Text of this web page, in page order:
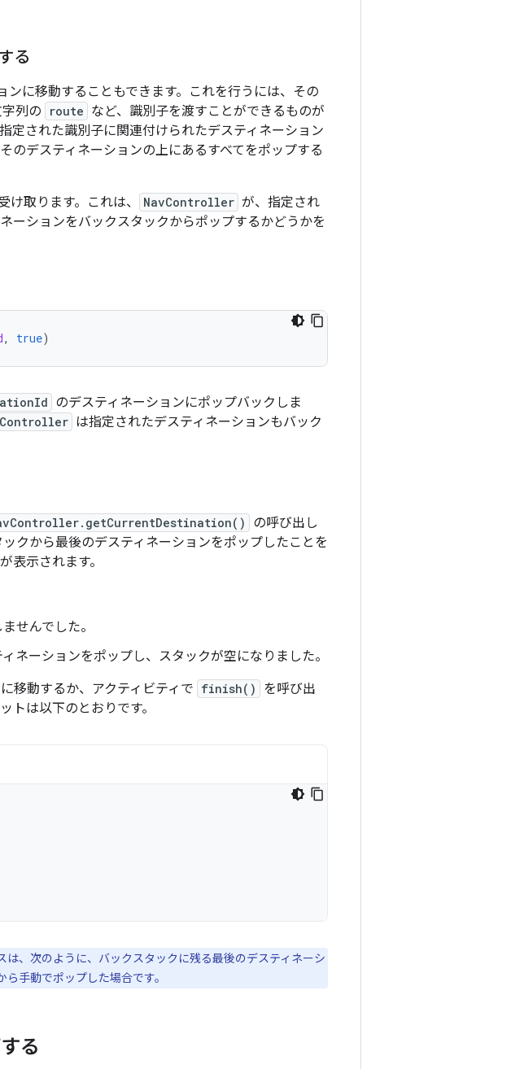
る
ンに移動することもできます。これを行うには、その
列の route など、識別子を渡すことができるものが
定された識別子に関連付けられたデスティネーション
のデスティネーションの上にあるすべてをポップする
け取ります。これは、 NavController が、指定され
ーションをバックスタックからポップするかどうかを
, true)
のデスティネーションにポップバックしま
は指定されたデスティネーションもバック
の呼び出し
クから最後のデスティネーションをポップしたことを
表示されます。
せんでした。
ネーションをポップし、スタックが空になりました。
移動するか、アクティビティで finish()
を呼び出
トは以下のとおりです。
は、次のように、バックスタックに残る最後のデスティネーシ
手動でポップした場合です。
る